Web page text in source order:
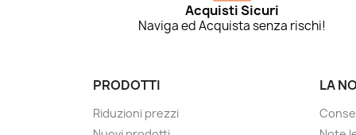
Acquisti Sicuri
Naviga ed Acquista senza rischi!
PRODOTTI
Riduzioni prezzi
LA